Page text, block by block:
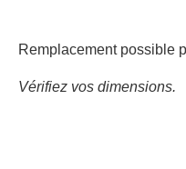
Remplacement possible
Vérifiez vos dimensions.